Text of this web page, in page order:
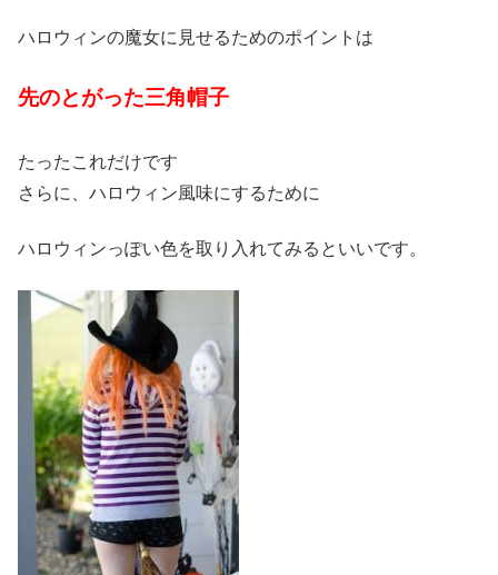
ハロウィンの魔女に見せるためのポイントは
先のとがった三角帽子
たったこれだけです
さらに、ハロウィン風味にするために
ハロウィンっぽい色を取り入れてみるといいです。